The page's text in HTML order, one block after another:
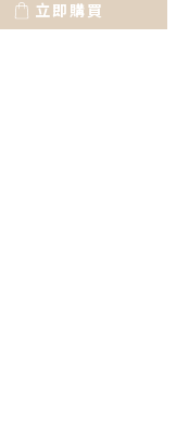
立即購買